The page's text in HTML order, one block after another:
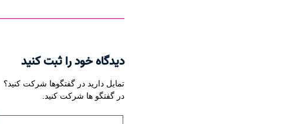
دیدگاه خود را ثبت کنید
تمایل دارید در گفتگوها شرکت کنید؟
در گفتگو ها شرکت کنید.